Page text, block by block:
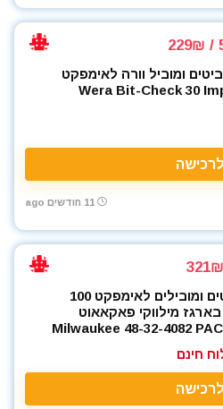
סט 30 ביטים ומוביל וורה לאימפקט
Wera Bit-Check 30
לרכישה
11 חודשים ago
סט ביטים ומובילים לאימפקט 100
מילווקי פאקאאוט
Milwaukee 48-32-4082
חינם
לרכישה